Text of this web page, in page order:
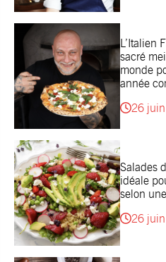
L’Italien
sacré
monde
année
26
Salades
idéale
selon
26